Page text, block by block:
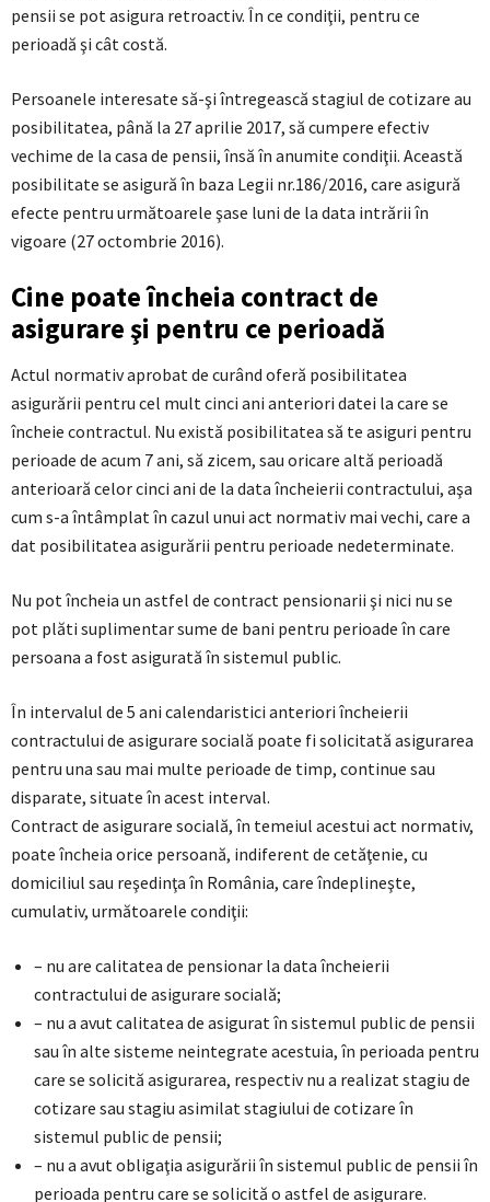
pensii se pot asigura retroactiv. În ce condiţii, pentru ce
perioadă şi cât costă.
Persoanele interesate să-şi întregească stagiul de cotizare au
posibilitatea, până la 27 aprilie 2017, să cumpere efectiv
vechime de la casa de pensii, însă în anumite condiţii. Această
posibilitate se asigură în baza Legii nr.186/2016, care asigură
efecte pentru următoarele şase luni de la data intrării în
vigoare (27 octombrie 2016).
Cine poate încheia contract de
asigurare şi pentru ce perioadă
Actul normativ aprobat de curând oferă posibilitatea
asigurării pentru cel mult cinci ani anteriori datei la care se
încheie contractul. Nu există posibilitatea să te asiguri pentru
perioade de acum 7 ani, să zicem, sau oricare altă perioadă
anterioară celor cinci ani de la data încheierii contractului, aşa
cum s-a întâmplat în cazul unui act normativ mai vechi, care a
dat posibilitatea asigurării pentru perioade nedeterminate.
Nu pot încheia un astfel de contract pensionarii şi nici nu se
pot plăti suplimentar sume de bani pentru perioade în care
persoana a fost asigurată în sistemul public.
În intervalul de 5 ani calendaristici anteriori încheierii
contractului de asigurare socială poate fi solicitată asigurarea
pentru una sau mai multe perioade de timp, continue sau
disparate, situate în acest interval.
Contract de asigurare socială, în temeiul acestui act normativ,
poate încheia orice persoană, indiferent de cetăţenie, cu
domiciliul sau reşedinţa în România, care îndeplineşte,
cumulativ, următoarele condiţii:
– nu are calitatea de pensionar la data încheierii
contractului de asigurare socială;
– nu a avut calitatea de asigurat în sistemul public de pensii
sau în alte sisteme neintegrate acestuia, în perioada pentru
care se solicită asigurarea, respectiv nu a realizat stagiu de
cotizare sau stagiu asimilat stagiului de cotizare în
sistemul public de pensii;
– nu a avut obligaţia asigurării în sistemul public de pensii în
perioada pentru care se solicită o astfel de asigurare.